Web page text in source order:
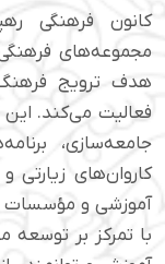
کانون فرهنگی
هدف ترویج
فعالیت می‌کند.
جامعه‌سازی،
کاروان‌های زیارتی
آموزشی و مؤسسات
با تمرکز بر توسعه